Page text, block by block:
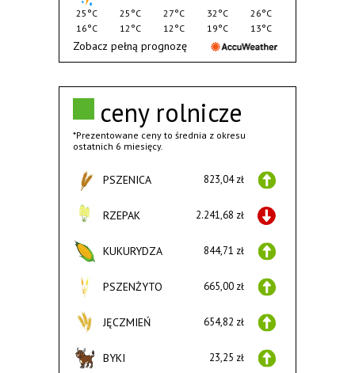
ceny rolnicze
*Prezentowane ceny to średnia z okresu
ostatnich 6 miesięcy.
PSZENICA 823,04 zł
RZEPAK 2.241,68 zł
KUKURYDZA 844,71 zł
PSZENŻYTO 665,00 zł
JĘCZMIEŃ 654,82 zł
BYKI 23,25 zł
25°C
16°C
25°C
12°C
27°C
12°C
32°C
19°C
26°C
13°C
Zobacz pełną prognozę